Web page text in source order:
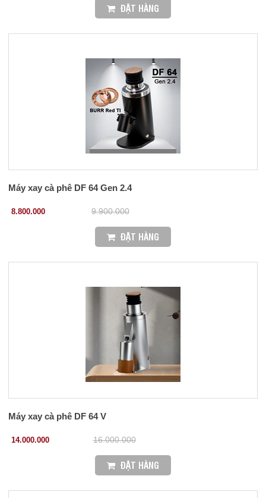
ĐẶT HÀNG
Máy xay cà phê DF 64 Gen 2.4
8.800.000 9.900.000
ĐẶT HÀNG
Máy xay cà phê DF 64 V
14.000.000 16.000.000
ĐẶT HÀNG